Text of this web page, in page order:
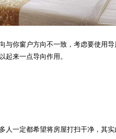
与你窗户方向不一致，考虑要使用
来一点导向作用。
一定都希望将房屋打扫干净，其